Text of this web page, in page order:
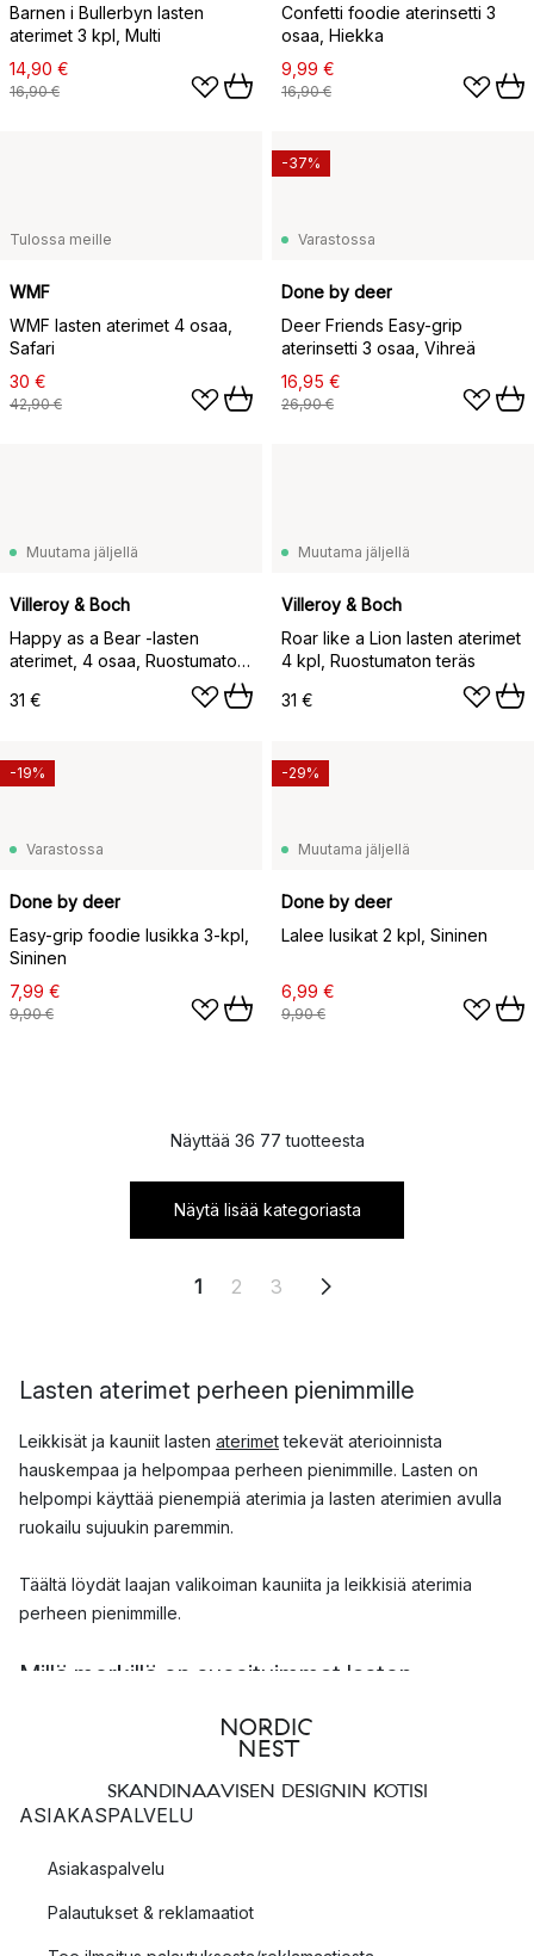
Barnen i Bullerbyn lasten
aterimet 3 kpl, Multi
14,90 €
16,90 €
Confetti foodie aterinsetti 3
osaa, Hiekka
9,99 €
16,90 €
Tulossa meille
WMF
WMF lasten aterimet 4 osaa,
Safari
30 €
42,90 €
Varastossa
Done by deer
Deer Friends Easy-grip
aterinsetti 3 osaa, Vihreä
16,95 €
26,90 €
-37%
Muutama jäljellä
Villeroy & Boch
Happy as a Bear -lasten
aterimet, 4 osaa, Ruostumaton
31 €
Muutama jäljellä
Villeroy & Boch
Roar like a Lion lasten aterimet
4 kpl, Ruostumaton teräs
31 €
Varastossa
Done by deer
Easy-grip foodie lusikka 3-kpl,
Sininen
7,99 €
9,90 €
-19%
Muutama jäljellä
Done by deer
Lalee lusikat 2 kpl, Sininen
6,99 €
9,90 €
-29%
Näyttää 36 77 tuotteesta
Näytä lisää kategoriasta
1 2 3
Lasten aterimet perheen pienimmille
Leikkisät ja kauniit lasten aterimettekevät aterioinnista
hauskempaa ja helpompaa perheen pienimmille. Lasten on
helpompi käyttää pienempiä aterimia ja lasten aterimien avulla
ruokailu sujuukin paremmin.
Täältä löydät laajan valikoiman kauniita ja leikkisiä aterimia
perheen pienimmille.
Millä merkillä on suosituimmat lasten
Monet tunnetut merkit valmistavat myös lasten aterimia. Löydät
aterimia perheen pienimmille merkeiltä kuten
WMF
Design Letters
SKANDINAAVISEN DESIGNIN KOTISI
ASIAKASPALVELU
Asiakaspalvelu
Palautukset & reklamaatiot